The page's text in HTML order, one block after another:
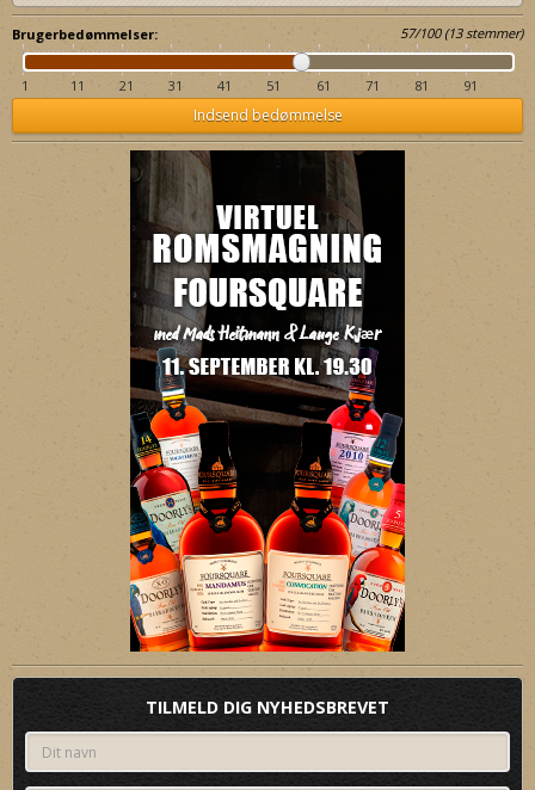
Brugerbedømmelser: 57/100(13stemmer)
1 11 21 31 41 51 61 71 81 91
Indsend bedømmelse
TILMELD DIG NYHEDSBREVET